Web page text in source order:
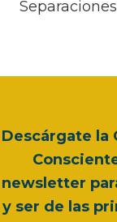
Descárgate la
newsletter
y ser de las